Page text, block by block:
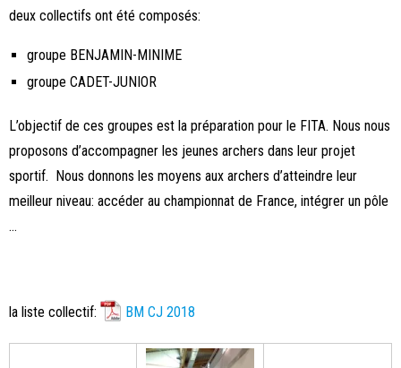
deux collectifs ont été composés:
groupe BENJAMIN-MINIME
groupe CADET-JUNIOR
L’objectif de ces groupes est la préparation pour le FITA. Nous nous
proposons d’accompagner les jeunes archers dans leur projet
sportif. Nous donnons les moyens aux archers d’atteindre leur
meilleur niveau: accéder au championnat de France, intégrer un pôle
…
la liste collectif: BM CJ 2018